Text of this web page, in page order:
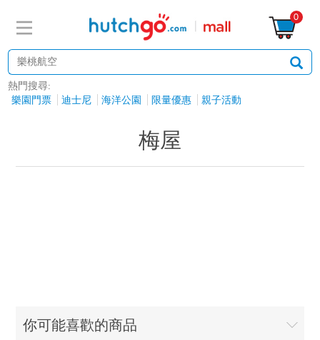
0
熱門搜尋:
樂園門票
迪士尼 海洋公園 限量優惠 親子活動
梅屋
你可能喜歡的商品